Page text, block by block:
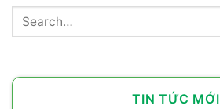
TIN TỨC MỚI